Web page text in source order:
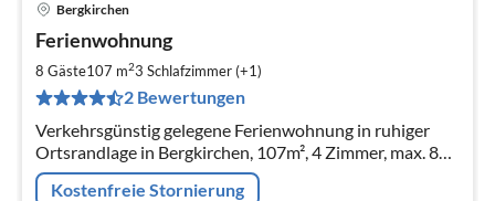
Bergkirchen
Ferienwohnung
8 Gäste107 m23 Schlafzimmer (+1)
2 Bewertungen
Verkehrsgünstig gelegene Ferienwohnung in ruhiger
Ortsrandlage in Bergkirchen, 107m², 4 Zimmer, max. 8
Personen.
Kostenfreie Stornierung